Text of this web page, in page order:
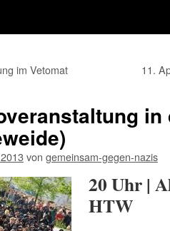
im Vetomat
11.
in
von gemeinsam-gegen-nazis
20 Uhr |
HTW